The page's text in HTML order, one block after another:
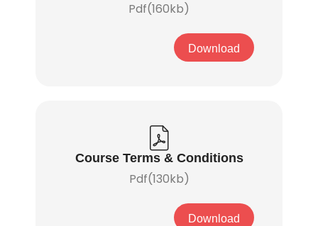
Pdf(160kb)
Download
Course Terms & Conditions
Pdf(130kb)
Download